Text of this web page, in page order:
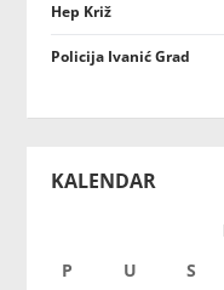
Hep Križ
Policija Ivanić Grad
KALENDAR
P U S